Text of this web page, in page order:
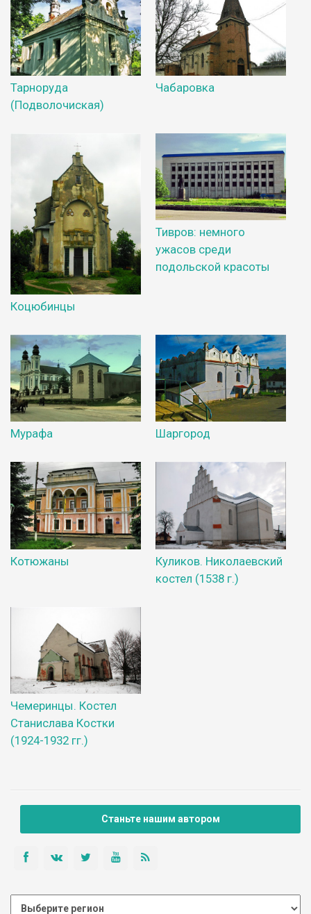
Тарноруда
(Подволочиская)
Чабаровка
Коцюбинцы
Тивров: немного
ужасов среди
подольской красоты
Мурафа Шаргород
Котюжаны
Куликов. Николаевский
костел (1538 г.)
Чемеринцы. Костел
Станислава Костки
(1924-1932 гг.)
Станьте нашим автором